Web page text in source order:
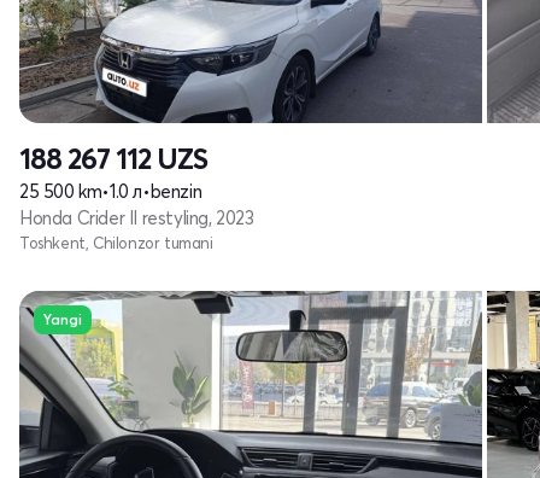
188 267 112 UZS
25 500 km•1.0 л• benzin
Honda Crider II restyling, 2023
Toshkent, Chilonzor tumani
Yangi